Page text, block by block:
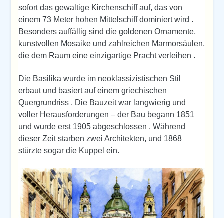
sofort das gewaltige Kirchenschiff auf, das von
einem 73 Meter hohen Mittelschiff dominiert wird .
Besonders auffällig sind die goldenen Ornamente,
kunstvollen Mosaike und zahlreichen Marmorsäulen,
die dem Raum eine einzigartige Pracht verleihen .
Die Basilika wurde im neoklassizistischen Stil
erbaut und basiert auf einem griechischen
Quergrundriss . Die Bauzeit war langwierig und
voller Herausforderungen – der Bau begann 1851
und wurde erst 1905 abgeschlossen . Während
dieser Zeit starben zwei Architekten, und 1868
stürzte sogar die Kuppel ein.